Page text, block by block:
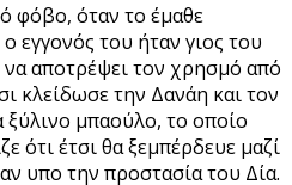
φόβο, όταν το έμαθε
εγγονός του ήταν γιος του
αποτρέψει τον χρησμό από
κλείδωσε την Δανάη και τον
μπαούλο, το οποίο
ότι έτσι θα ξεμπέρδευε μαζί
υπο την προστασία του Δία.